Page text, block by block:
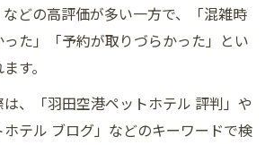
どの高評価が多い一方で、「混雑時
た」「予約が取りづらかった」とい
す。
、「羽田空港ペットホテル 評判」や
ホテル ブログ」などのキーワードで検